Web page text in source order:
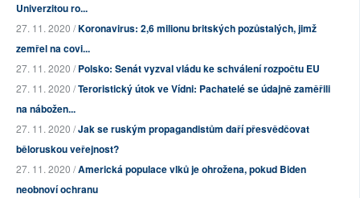
Univerzitou ro...
27. 11. 2020 /Koronavirus: 2,6 milionu britských pozůstalých, jimž
zemřel na covi...
27. 11. 2020 /Polsko: Senát vyzval vládu ke schválení rozpočtu EU
27. 11. 2020 /Teroristický útok ve Vídni: Pachatelé se údajně zaměřili
na nábožen...
27. 11. 2020 /Jak se ruským propagandistům daří přesvědčovat
běloruskou veřejnost?
27. 11. 2020 /Americká populace vlků je ohrožena, pokud Biden
neobnoví ochranu